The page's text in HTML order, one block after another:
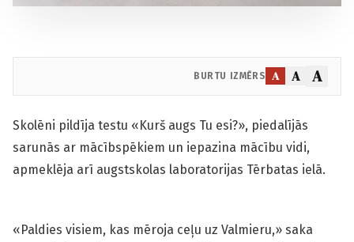
BURTU IZMĒRS A A A
Skolēni pildīja testu «Kurš augs Tu esi?», piedalījās
sarunās ar mācībspēkiem un iepazina mācību vidi,
apmeklēja arī augstskolas laboratorijas Tērbatas ielā.
«Paldies visiem, kas mēroja ceļu uz Valmieru,» saka